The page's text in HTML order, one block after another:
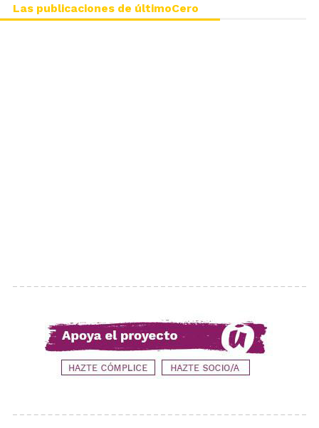
Las publicaciones de últimoCero